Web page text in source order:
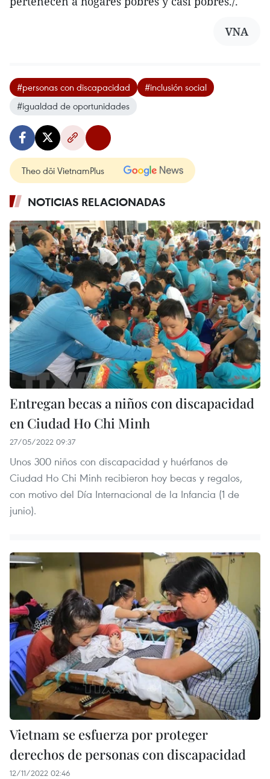
VNA
#personas con discapacidad
#inclusión social
#igualdad de oportunidades
Theo dõi VietnamPlus
NOTICIAS RELACIONADAS
Entregan becas a niños con discapacidad
en Ciudad Ho Chi Minh
27/05/2022 09:37
Unos 300 niños con discapacidad y huérfanos de
Ciudad Ho Chi Minh recibieron hoy becas y regalos,
con motivo del Día Internacional de la Infancia (1 de
junio).
Vietnam se esfuerza por proteger
derechos de personas con discapacidad
12/11/2022 02:46